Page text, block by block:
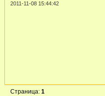
2011-11-08 15:44:42
Страница:1